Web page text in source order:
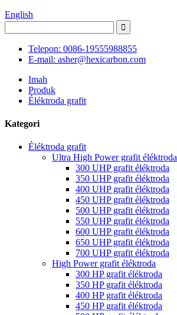
English
Telepon: 0086-19555988855
E-mail: asher@hexicarbon.com
Imah
Produk
Éléktroda grafit
Kategori
Éléktroda grafit
Ultra High Power grafit éléktroda
300 UHP grafit éléktroda
350 UHP grafit éléktroda
400 UHP grafit éléktroda
450 UHP grafit éléktroda
500 UHP grafit éléktroda
550 UHP grafit éléktroda
600 UHP grafit éléktroda
650 UHP grafit éléktroda
700 UHP grafit éléktroda
High Power grafit éléktroda
300 HP grafit éléktroda
350 HP grafit éléktroda
400 HP grafit éléktroda
450 HP grafit éléktroda